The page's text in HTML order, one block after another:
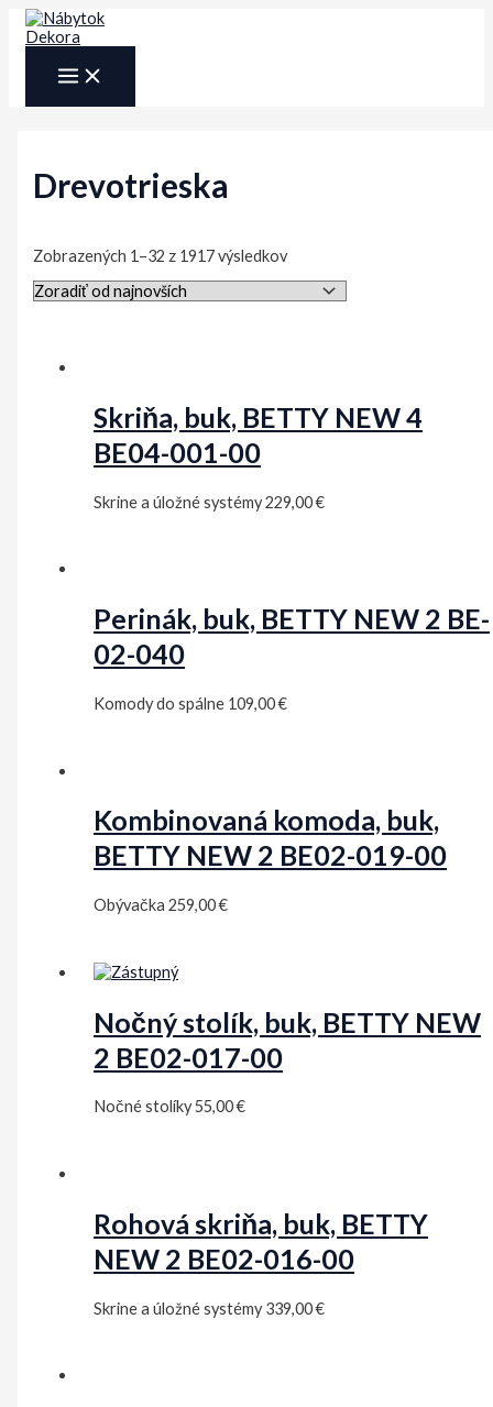
Preskočiť
MAIN
MENU
Drevotrieska
Zobrazených 1–32 z 1917 výsledkovSorted
latest
Skriňa, buk, BETTY NEW 4
BE04-001-00
Skrine a úložné systémy229,00€
Perinák, buk, BETTY NEW 2 BE-
02-040
Komody do spálne 109,00€
Kombinovaná komoda, buk,
BETTY NEW 2 BE02-019-00
Obývačka259,00€
Nočný stolík, buk, BETTY NEW
2 BE02-017-00
Nočné stolíky55,00€
Rohová skriňa, buk, BETTY
NEW 2 BE02-016-00
Skrine a úložné systémy339,00€